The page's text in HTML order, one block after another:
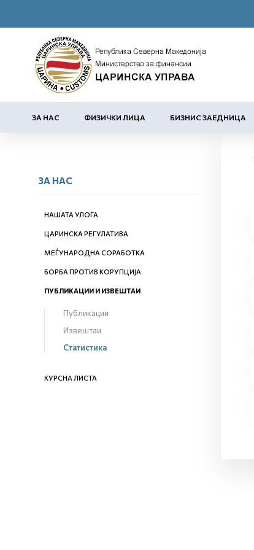
ЗА НАС ФИЗИЧКИ ЛИЦА БИЗНИС ЗАЕДНИЦА
ЗА НАС
НАШАТА УЛОГА
ЦАРИНСКА РЕГУЛАТИВА
МЕЃУНАРОДНА СОРАБОТКА
БОРБА ПРОТИВ КОРУПЦИЈА
ПУБЛИКАЦИИ И ИЗВЕШТАИ
Публикации
Извештаи
Статистика
КУРСНА ЛИСТА